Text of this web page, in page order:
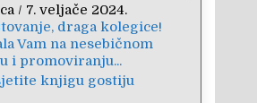
/ 7. veljače 2024.
draga kolegice!
Vam na nesebičnom
i promoviranju...
knjigu gostiju